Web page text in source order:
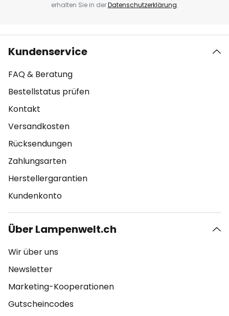
erhalten Sie in derDatenschutzerklärung.
Kundenservice
FAQ & Beratung
Bestellstatus prüfen
Kontakt
Versandkosten
Rücksendungen
Zahlungsarten
Herstellergarantien
Kundenkonto
Über Lampenwelt.ch
Wir über uns
Newsletter
Marketing-Kooperationen
Gutscheincodes